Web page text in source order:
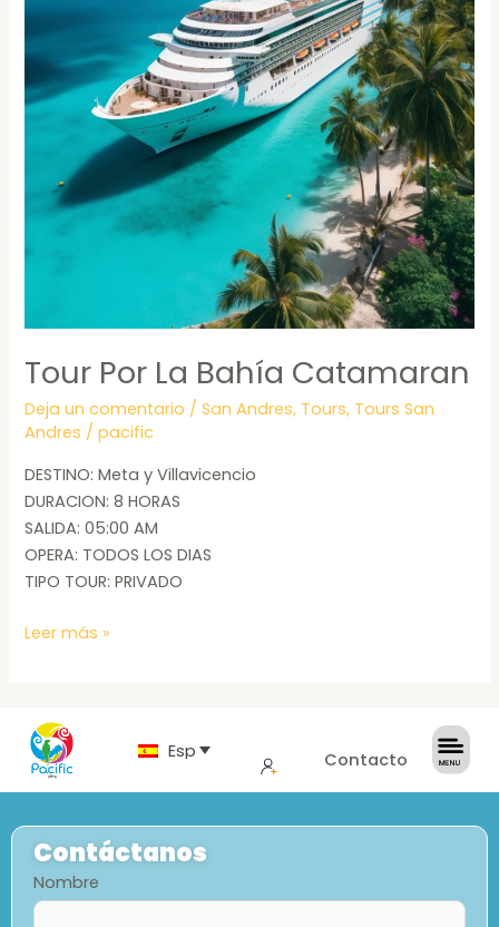
Tour Por La Bahía Catamaran
Deja un comentario /San Andres, Tours, Tours San
Andres /pacific
DESTINO: Meta y Villavicencio
DURACION: 8 HORAS
SALIDA: 05:00 AM
OPERA: TODOS LOS DIAS
TIPO TOUR: PRIVADO
Leer más »
Español Contacto
Contáctanos
Nombre